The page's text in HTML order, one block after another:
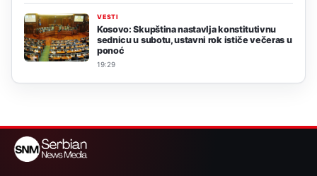
VESTI
Kosovo: Skupština nastavlja konstitutivnu
sednicu u subotu, ustavni rok ističe večeras u
ponoć
19:29